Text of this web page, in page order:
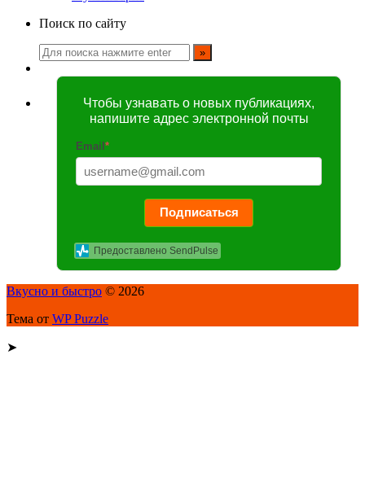
Поиск по сайту
Чтобы узнавать о новых публикациях,
напишите адрес электронной почты
Email *
Подписаться
Предоставлено SendPulse
Вкусно и быстро © 2026
Тема от WP Puzzle
➤